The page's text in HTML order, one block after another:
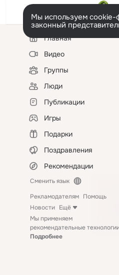
Мы используем cookie-
законный
Левая
колонкаГлавная
Видео
Группы
Люди
Публикации
Игры
Подарки
Поздравления
Рекомендации
Сменить язык
Рекламодателям Помощь
Новости Ещё
Мы применяем
рекомендательные
Подробнее